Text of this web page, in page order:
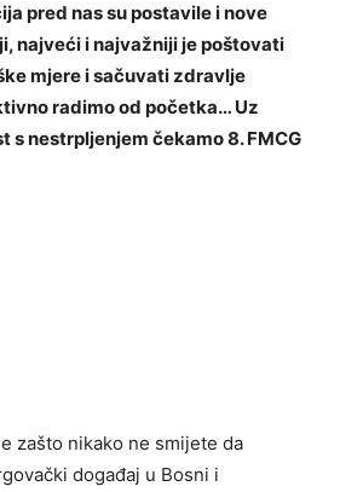
pred nas su postavile i nove
najveći i najvažniji je poštovati
mjere i sačuvati zdravlje
radimo od početka… Uz
s nestrpljenjem čekamo 8. FMCG
zašto nikako ne smijete da
događaj u Bosni i